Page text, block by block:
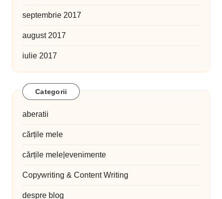
septembrie 2017
august 2017
iulie 2017
Categorii
aberatii
cărțile mele
cărțile mele|evenimente
Copywriting & Content Writing
despre blog